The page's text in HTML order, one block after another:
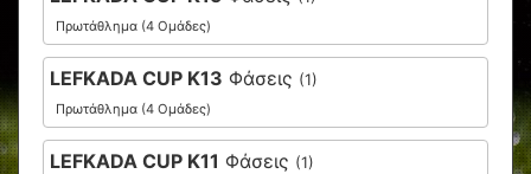
Πρωτάθλημα (4 Ομάδες)
LEFKADA CUP K13 Φάσεις (1)
Πρωτάθλημα (4 Ομάδες)
LEFKADA CUP K11 Φάσεις (1)